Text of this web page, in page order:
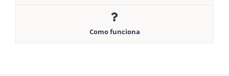
Como funciona